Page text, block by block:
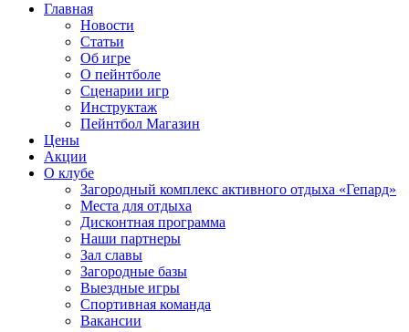
Главная
Новости
Статьи
Об игре
О пейнтболе
Сценарии игр
Инструктаж
Пейнтбол Магазин
Цены
Акции
О клубе
Загородный комплекс активного отдыха «Гепард»
Места для отдыха
Дисконтная программа
Наши партнеры
Зал славы
Загородные базы
Выездные игры
Спортивная команда
Вакансии